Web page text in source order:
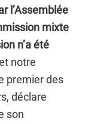
l’Assemblée
mixte
n’a été
notre
premier des
déclare
son